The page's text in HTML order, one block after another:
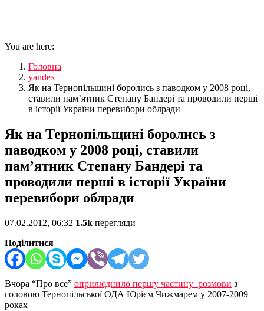
You are here:
Головна
yandex
Як на Тернопільщині боролись з паводком у 2008 році,
ставили пам’ятник Степану Бандері та проводили перші
в історії України перевибори облради
Як на Тернопільщині боролись з
паводком у 2008 році, ставили
пам’ятник Степану Бандері та
проводили перші в історії України
перевибори облради
07.02.2012, 06:32 1.5k перегляди
Поділитися
Вчора “Про все” оприлюднило першу частину розмови з
головою Тернопільської ОДА Юрієм Чижмарем у 2007-2009
роках